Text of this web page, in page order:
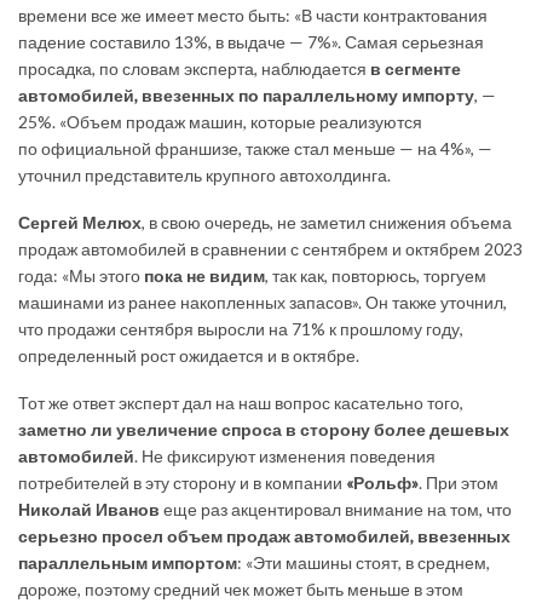
времени все же имеет место быть: «В части контрактования
падение составило 13%, в выдаче — 7%». Самая серьезная
просадка, по словам эксперта, наблюдается в сегменте
автомобилей, ввезенных по параллельному импорту, —
25%. «Объем продаж машин, которые реализуются
по официальной франшизе, также стал меньше — на 4%», —
уточнил представитель крупного автохолдинга.
Сергей Мелюх, в свою очередь, не заметил снижения объема
продаж автомобилей в сравнении с сентябрем и октябрем 2023
года: «Мы этого пока не видим, так как, повторюсь, торгуем
машинами из ранее накопленных запасов». Он также уточнил,
что продажи сентября выросли на 71% к прошлому году,
определенный рост ожидается и в октябре.
Тот же ответ эксперт дал на наш вопрос касательно того,
заметно ли увеличение спроса в сторону более дешевых
автомобилей. Не фиксируют изменения поведения
потребителей в эту сторону и в компании «Рольф». При этом
Николай Иванов еще раз акцентировал внимание на том, что
серьезно просел объем продаж автомобилей, ввезенных
параллельным импортом: «Эти машины стоят, в среднем,
дороже, поэтому средний чек может быть меньше в этом